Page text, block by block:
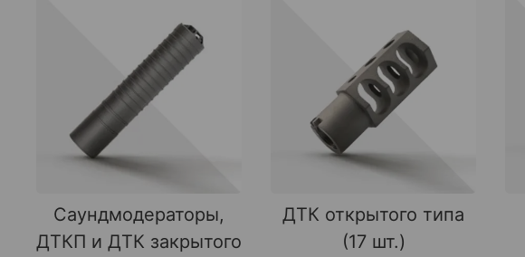
Саундмодераторы,
ДТКП и ДТК закрытого
ДТК открытого типа
(17 шт.)